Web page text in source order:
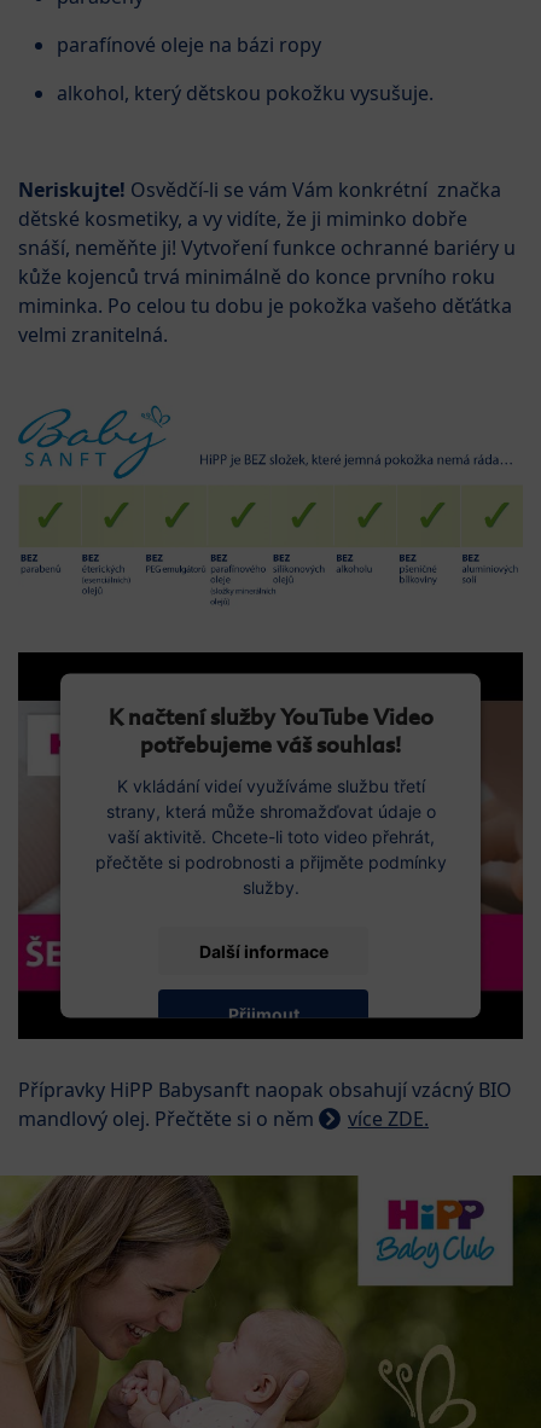
parafínové oleje na bázi ropy
alkohol, který dětskou pokožku vysušuje.
Neriskujte! Osvědčí-li se vám Vám konkrétní značka
dětské kosmetiky, a vy vidíte, že ji miminko dobře
snáší, neměňte ji! Vytvoření funkce ochranné bariéry u
kůže kojenců trvá minimálně do konce prvního roku
miminka. Po celou tu dobu je pokožka vašeho děťátka
velmi zranitelná.
K načtení služby YouTube Video
potřebujeme váš souhlas!
K vkládání videí využíváme službu třetí
strany, která může shromažďovat údaje o
vaší aktivitě. Chcete-li toto video přehrát,
přečtěte si podrobnosti a přijměte podmínky
služby.
Další informace
Přijmout
Přípravky HiPP Babysanft naopak obsahují vzácný BIO
mandlový olej. Přečtěte si o něm
více ZDE.